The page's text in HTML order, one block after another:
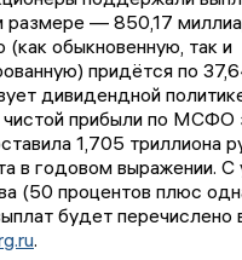
размере — 850,17
(как обыкновенную, так и
придётся по
дивидендной
чистой прибыли по МСФО
1,705 триллиона
в годовом выражении.
(50 процентов плюс
будет
.